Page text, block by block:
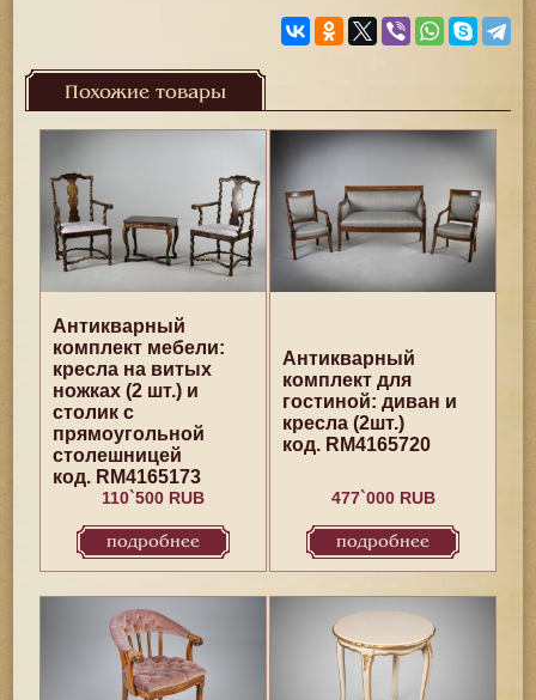
Похожие товары
Антикварный
комплект мебели:
кресла на витых
ножках (2 шт.) и
столик с
прямоугольной
столешницей
код. RM4165173
110`500 RUB
подробнее
Антикварный
комплект для
гостиной: диван и
кресла (2шт.)
код. RM4165720
477`000 RUB
подробнее